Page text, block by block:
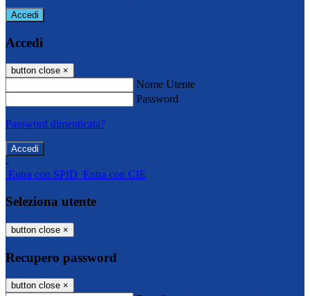
Accedi
Accedi
button close ×
Nome Utente
Password
Password dimenticata?
-
Entra con SPID Entra con CIE
Seleziona utente
button close ×
Recupero password
button close ×